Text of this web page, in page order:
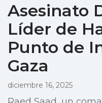
Asesinato
Líder de
Punto de
Gaza
diciembre 16, 2025